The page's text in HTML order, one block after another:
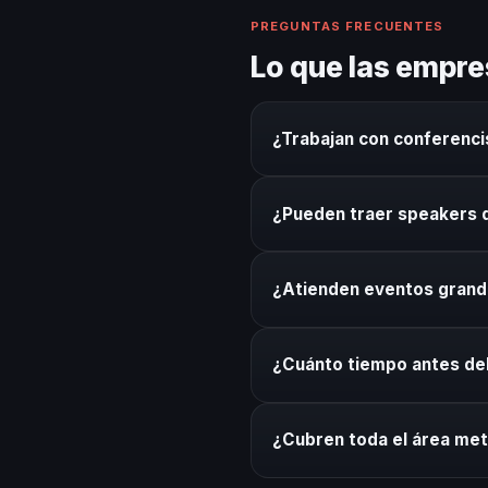
PREGUNTAS FRECUENTES
Lo que las
¿Trabajan con
de otras ciudades según el
¿Pueden traer speakers
técnico. Sin complicaciones
¿Atienden eventos
del conferencista al formato
¿Cuánto tiempo antes
urgentes, tenemos
¿Cubren toda el área